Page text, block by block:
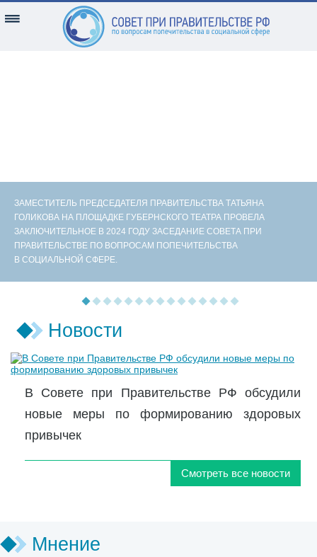
ЗАМЕСТИТЕЛЬ ПРЕДСЕДАТЕЛЯ ПРАВИТЕЛЬСТВА ТАТЬЯНА
ГОЛИКОВА НА ПЛОЩАДКЕ ГУБЕРНСКОГО ТЕАТРА ПРОВЕЛА
ЗАКЛЮЧИТЕЛЬНОЕ В 2024 ГОДУ ЗАСЕДАНИЕ СОВЕТА ПРИ
ПРАВИТЕЛЬСТВЕ ПО ВОПРОСАМ ПОПЕЧИТЕЛЬСТВА
В СОЦИАЛЬНОЙ СФЕРЕ.
Новости
В Совете при Правительстве РФ обсудили
новые меры по формированию здоровых
привычек
Смотреть все новости
Мнение